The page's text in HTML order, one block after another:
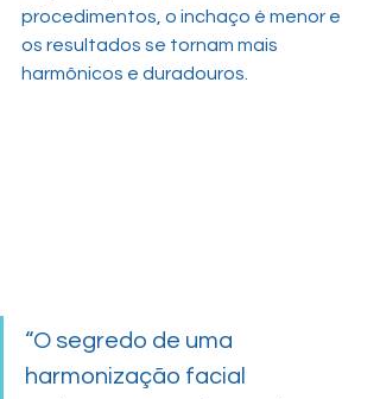
procedimentos, o inchaço é menor e
os resultados se tornam mais
harmônicos e duradouros.
“O segredo de uma
harmonização facial